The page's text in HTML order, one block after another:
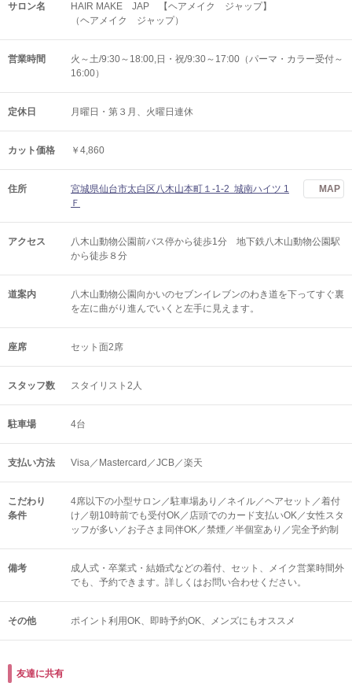
サロン名
HAIR MAKE JAP 【ヘアメイク ジャップ】
（ヘアメイク ジャップ）
営業時間
火～土/9:30～18:00,日・祝/9:30～17:00（パーマ・カラー受付～
16:00）
定休日 月曜日・第３月、火曜日連休
カット価格 ￥4,860
住所
宮城県仙台市太白区八木山本町１-1-2 城南ハイツ 1
Ｆ
MAP
アクセス
八木山動物公園前バス停から徒歩1分 地下鉄八木山動物公園駅
から徒歩８分
道案内
八木山動物公園向かいのセブンイレブンのわき道を下ってすぐ裏
を左に曲がり進んでいくと左手に見えます。
座席 セット面2席
スタッフ数 スタイリスト2人
駐車場 4台
支払い方法 Visa／Mastercard／JCB／楽天
こだわり
条件
4席以下の小型サロン／駐車場あり／ネイル／ヘアセット／着付
け／朝10時前でも受付OK／店頭でのカード支払いOK／女性スタ
ッフが多い／お子さま同伴OK／禁煙／半個室あり／完全予約制
備考
成人式・卒業式・結婚式などの着付、セット、メイク営業時間外
でも、予約できます。詳しくはお問い合わせください。
その他 ポイント利用OK 即時予約OK メンズにもオススメ
友達に共有